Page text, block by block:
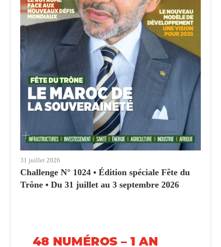
31 juillet 2026
Challenge N° 1024 • Édition spéciale Fête du
Trône • Du 31 juillet au 3 septembre 2026